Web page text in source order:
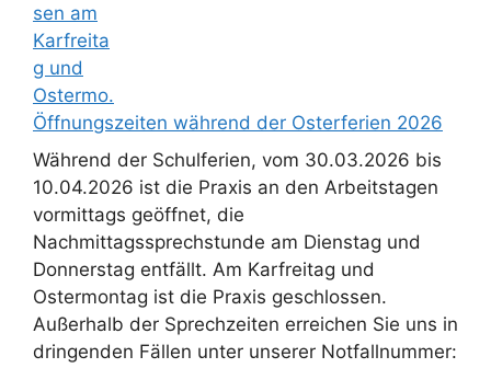
Öffnungszeiten während der Osterferien 2026
Während der Schulferien, vom 30.03.2026 bis
10.04.2026 ist die Praxis an den Arbeitstagen
vormittags geöffnet, die
Nachmittagssprechstunde am Dienstag und
Donnerstag entfällt. Am Karfreitag und
Ostermontag ist die Praxis geschlossen.
Außerhalb der Sprechzeiten erreichen Sie uns in
dringenden Fällen unter unserer Notfallnummer: